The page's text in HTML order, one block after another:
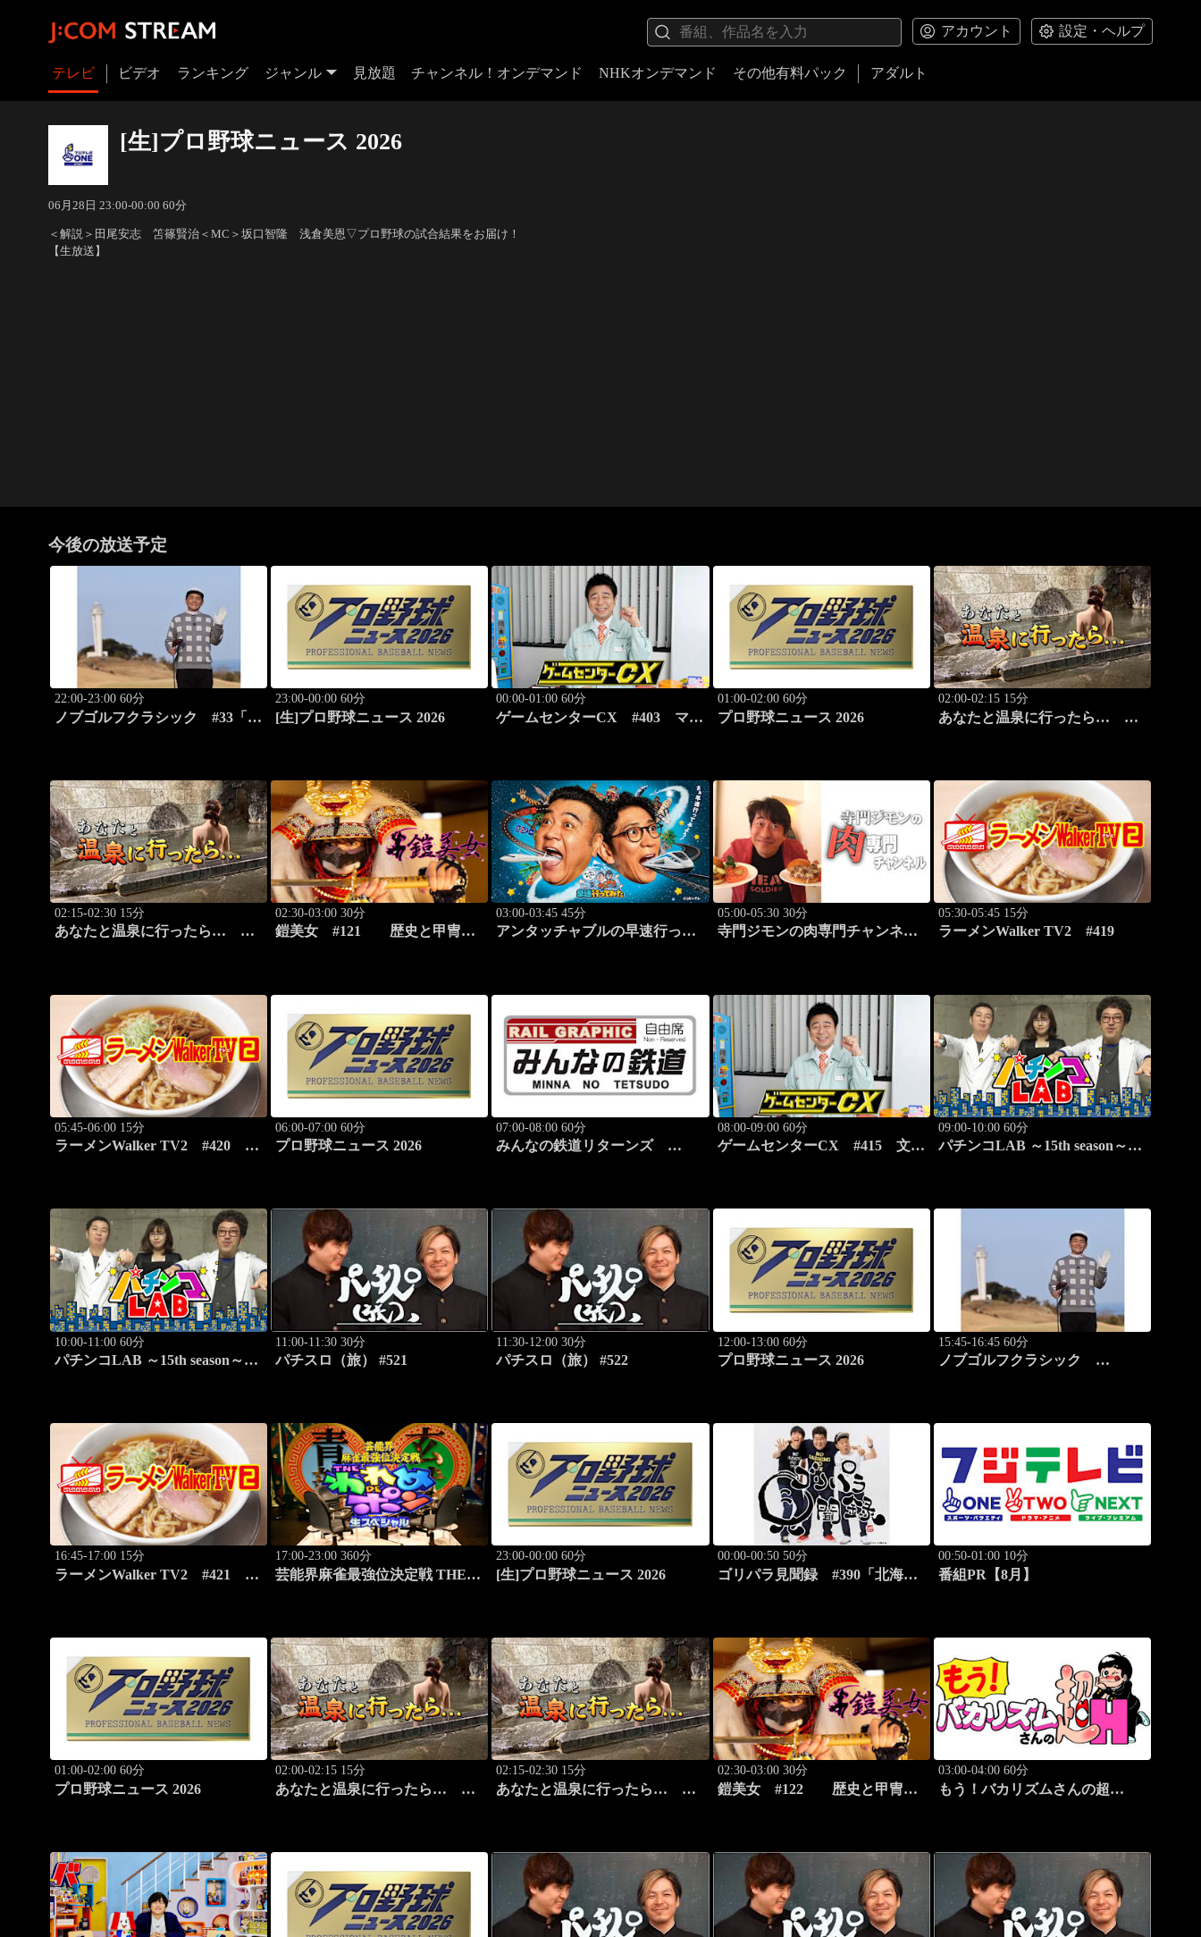
アカウント 設定・ヘルプ
テレビ ビデオ ランキング ジャンル 見放題 チャンネル！オンデマンド NHKオンデマンド その他有料パック アダルト
[生]プロ野球ニュース 2026
06月28日 23:00-00:00 60分
＜解説＞田尾安志 笘篠賢治＜MC＞坂口智隆 浅倉美恩▽プロ野球の試合結果をお届け！
【生放送】
今後の放送予定
22:00-23:00 60分
ノブゴルフクラシック #33「相
23:00-00:00 60分
[生]プロ野球ニュース 2026
00:00-01:00 60分
ゲームセンターCX #403 マイ
01:00-02:00 60分
プロ野球ニュース 2026
02:00-02:15 15分
あなたと温泉に行ったら…
02:15-02:30 15分
あなたと温泉に行ったら…
02:30-03:00 30分
鎧美女 #121 歴史と甲冑
03:00-03:45 45分
アンタッチャブルの早速行って
05:00-05:30 30分
寺門ジモンの肉専門チャンネ
05:30-05:45 15分
ラーメンWalker TV2 #419
05:45-06:00 15分
ラーメンWalker TV2 #420 い
06:00-07:00 60分
プロ野球ニュース 2026
07:00-08:00 60分
みんなの鉄道リターンズ
08:00-09:00 60分
ゲームセンターCX #415 文字
09:00-10:00 60分
パチンコLAB ～15th season～
10:00-11:00 60分
パチンコLAB ～15th season～
11:00-11:30 30分
パチスロ（旅） #521
11:30-12:00 30分
パチスロ（旅） #522
12:00-13:00 60分
プロ野球ニュース 2026
15:45-16:45 60分
ノブゴルフクラシック
16:45-17:00 15分
ラーメンWalker TV2 #421 ラ
17:00-23:00 360分
芸能界麻雀最強位決定戦 THEわ
23:00-00:00 60分
[生]プロ野球ニュース 2026
00:00-00:50 50分
ゴリパラ見聞録 #390「北海
00:50-01:00 10分
番組PR【8月】
01:00-02:00 60分
プロ野球ニュース 2026
02:00-02:15 15分
あなたと温泉に行ったら…
02:15-02:30 15分
あなたと温泉に行ったら…
02:30-03:00 30分
鎧美女 #122 歴史と甲冑
03:00-04:00 60分
もう！バカリズムさんの超